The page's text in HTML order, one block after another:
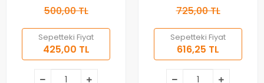
500,00 TL
Sepetteki Fiyat
425,00 TL
725,00 TL
Sepetteki Fiyat
616,25 TL